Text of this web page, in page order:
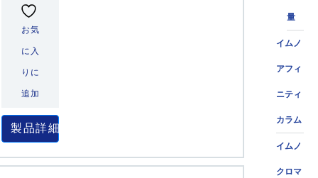
量
イムノ
アフィ
ニティ
カラム
イムノ
クロマ
お気
に入
りに
追加
製品詳細